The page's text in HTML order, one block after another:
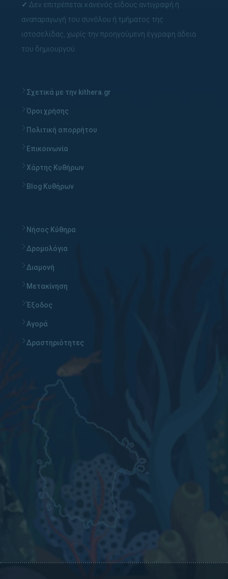
✓ Δεν επιτρέπεται κανενός είδους αντιγραφή ή
αναπαραγωγή του συνόλου ή τμήματος της
ιστοσελίδας, χωρίς την προηγούμενη έγγραφη άδεια
του δημιουργού.
Σχετικά με την kithera.gr
Όροι χρήσης
Πολιτική απορρήτου
Επικοινωνία
Χάρτης Κυθήρων
Blog Κυθήρων
Νήσος Κύθηρα
Δρομολόγια
Διαμονή
Μετακίνηση
Έξοδος
Αγορά
Δραστηριότητες